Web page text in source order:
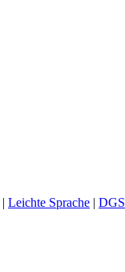
| Leichte Sprache | DGS